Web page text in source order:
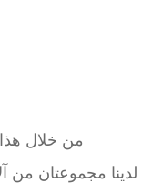
من خلال هذا